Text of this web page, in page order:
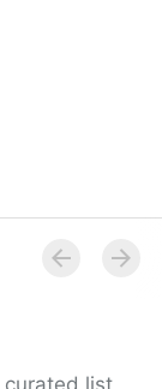
curated list